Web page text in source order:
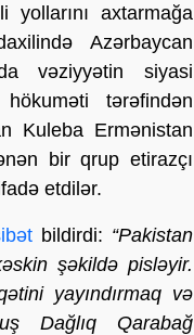
yollarını axtarmağa
Azərbaycan
vəziyyətin siyasi
hökuməti tərəfindən
Kuleba Ermənistan
bir qrup etirazçı
etdilər.
bildirdi: “Pakistan
şəkildə pisləyir.
yayındırmaq və
Dağlıq Qarabağ